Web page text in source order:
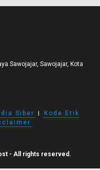
Sawojajar, Sawojajar, Kota
Siber I
Kode Etik
- All rights reserved.